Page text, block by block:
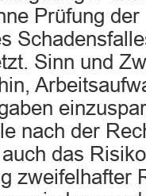
Prüfung
Sinn und
nach der
das
zweifelhafter